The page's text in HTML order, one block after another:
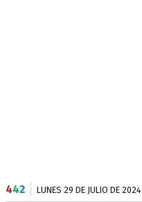
442 LUNES 29 DE JULIO DE 2024